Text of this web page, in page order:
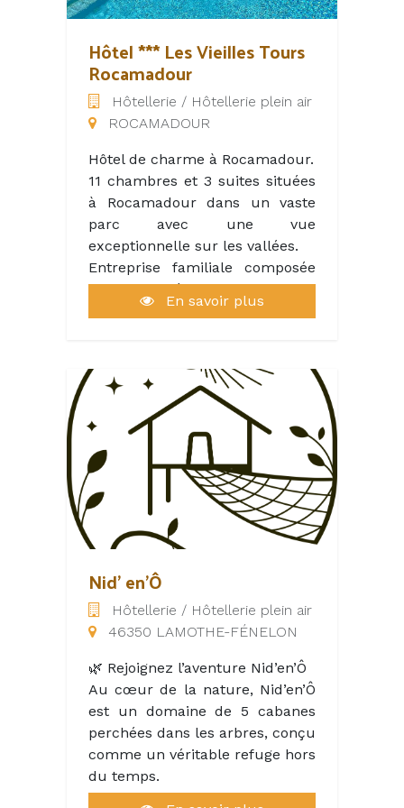
campings Roca d'Amour : Les
Chênes et le Parc.
Situés dans le département du
Lot, surnommé parfois « terre
ses sites, bâtis ou paysages
exceptionnels, les plus beaux
villages classés de France sont
sur une périphérie de 10km
autour du camping ;
Rocamadour, Carennac,
Loubressac, Autoire et sa
cascade. C'est aussi des
Parc Régional des Causses du
Quercy ou Le Gouffre de
Padirac, situé à 900m du
camping, premier site du
monde souterrain en France !
Après une descente
vertigineuse de 103 mètres, en
ascenseur (ou à pied pour les
plus téméraires), vous
souterraine pour une
promenade en barque le long
de galeries majestueuses. Vous
Pendeloque, une stalactite
géante de 60 mètres de haut,
qui est comme suspendue à un
fil. Vous accosterez et
continuerez à pied vers le Lac
des Gours et la salle du Grand
Dôme dont la voûte s’élève à 94
Hôtel *** Les Vieilles Tours
Rocamadour
Hôtellerie / Hôtellerie plein air
ROCAMADOUR
Hôtel de charme à Rocamadour.
11 chambres et 3 suites situées
à Rocamadour dans un vaste
parc avec une vue
exceptionnelle sur les vallées.
Entreprise familiale composée
de 5 employés.
L'hôtel accueille une clientèle
En savoir plus
Nid' en'Ô
Hôtellerie / Hôtellerie plein air
46350 LAMOTHE-FÉNELON
🌿 Rejoignez l’aventure Nid’en’Ô
Au cœur de la nature, Nid’en’Ô
est un domaine de 5 cabanes
perchées dans les arbres, conçu
comme un véritable refuge hors
du temps.
Ici, nous offrons bien plus